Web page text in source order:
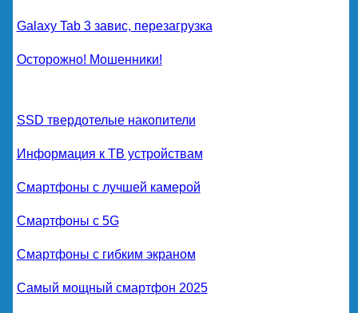
Galaxy Tab 3 завис, перезагрузка
Осторожно! Мошенники!
SSD твердотелые накопители
Информация к ТВ устройствам
Смартфоны с лучшей камерой
Смартфоны с 5G
Смартфоны с гибким экраном
Самый мощный смартфон 2025